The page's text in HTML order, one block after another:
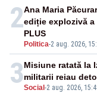
2
Politica-2 aug. 2026,
Ana Maria
ediție explozivă a
PLUS
3Social -2 aug. 2026,
Misiune ratată la
militarii reiau